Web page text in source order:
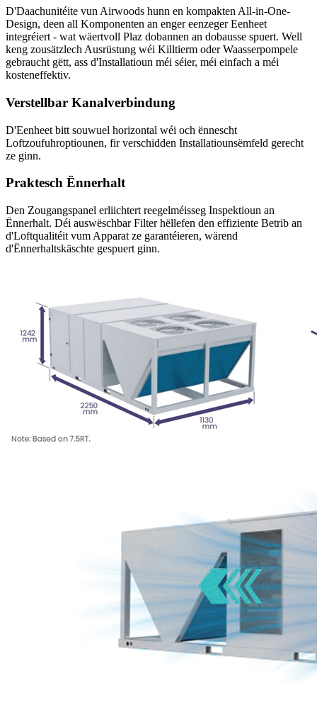
D'Daachunitéite vun Airwoods hunn en kompakten All-in-One-
Design, deen all Komponenten an enger eenzeger Eenheet
integréiert - wat wäertvoll Plaz dobannen an dobausse spuert. Well
keng zousätzlech Ausrüstung wéi Killtierm oder Waasserpompele
gebraucht gëtt, ass d'Installatioun méi séier, méi einfach a méi
kosteneffektiv.
Verstellbar Kanalverbindung
D'Eenheet bitt souwuel horizontal wéi och ënnescht
Loftzoufuhroptiounen, fir verschidden Installatiounsëmfeld gerecht
ze ginn.
Praktesch Ënnerhalt
Den Zougangspanel erliichtert reegelméisseg Inspektioun an
Ënnerhalt. Déi auswëschbar Filter hëllefen den effiziente Betrib an
d'Loftqualitéit vum Apparat ze garantéieren, wärend
d'Ënnerhaltskäschte gespuert ginn.